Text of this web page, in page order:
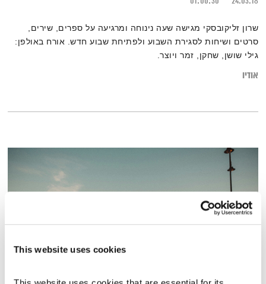
This website uses cookies
שרון זליקובסקי מגישה שעה נינוחה ומרגיעה על ספרים, שירים,
סרטים ושיחות לסגירת השבוע ולפתיחת שבוע חדש. אורח באולפן:
גילי שושן, שחקן, זמר ויוצר.
אודיו